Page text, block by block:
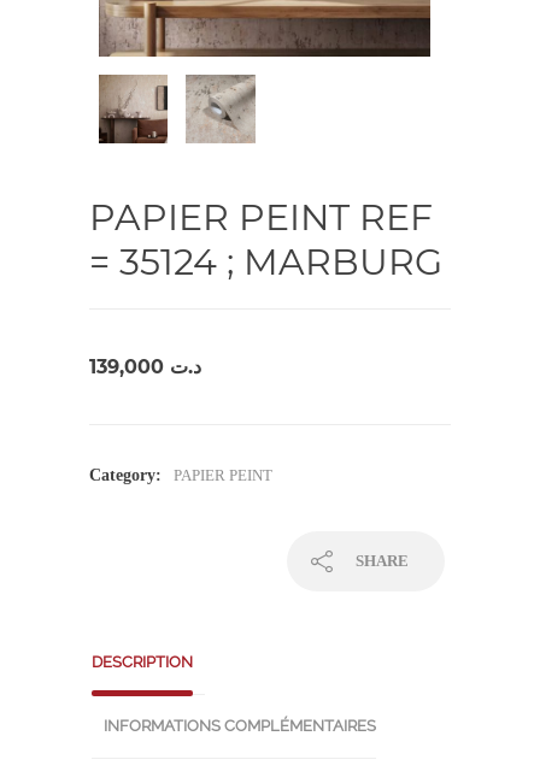
PAPIER PEINT REF
= 35124 ; MARBURG
د.ت
Category: PAPIER PEINT
SHARE
DESCRIPTION
INFORMATIONS COMPLÉMENTAIRES